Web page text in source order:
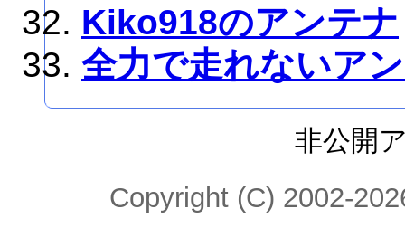
Kiko918のアンテナ
全力で走れないア
非公開
Copyright (C) 2002-